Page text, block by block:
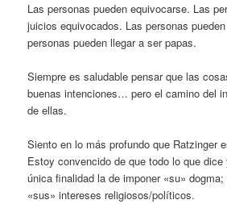
Las personas pueden equivocarse. Las
juicios equivocados. Las personas
personas pueden llegar a ser papas.
Siempre es saludable pensar que las
buenas intenciones… pero el camino del
de ellas.
Siento en lo más profundo que Ratzinger
Estoy convencido de que todo lo que
única finalidad la de imponer «su»
«sus» intereses religiosos/políticos.